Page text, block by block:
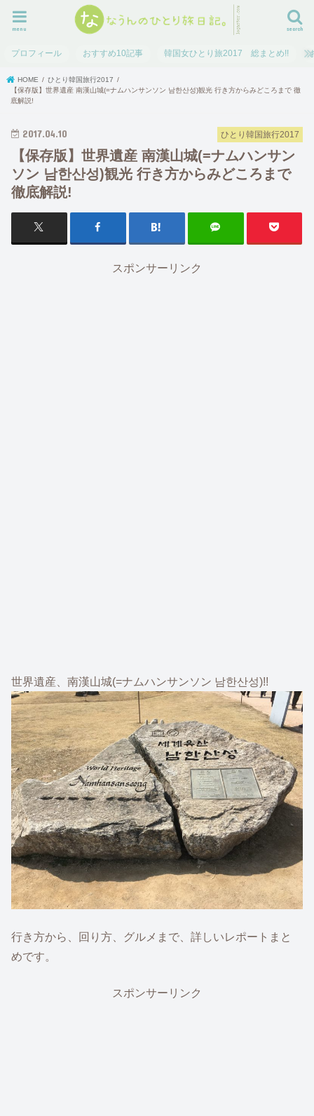
search
menu
プロフィール おすすめ10記事 韓国女ひとり旅2017 総まとめ!!
HOME
ひとり韓国旅行2017
【保存版】世界遺産 南漢山城(=ナムハンサンソン 남한산성)観光 行き方からみどころまで 徹
底解説!
ひとり韓国旅行2017
2017.04.10
【保存版】世界遺産 南漢山城(=ナムハンサン
ソン 남한산성)観光 行き方からみどころまで
徹底解説!
スポンサーリンク
世界遺産、南漢山城(=ナムハンサンソン 남한산성)!!
行き方から、回り方、グルメまで、詳しいレポートまと
めです。
スポンサーリンク